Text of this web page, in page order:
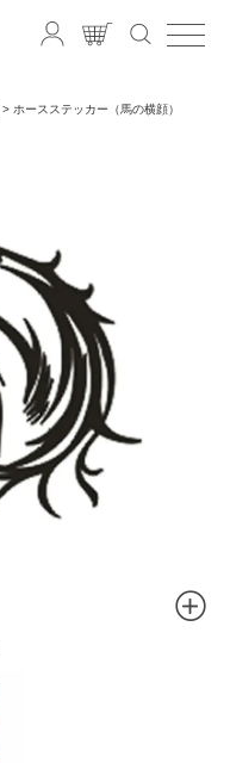
ホースステッカー（馬の横顔）